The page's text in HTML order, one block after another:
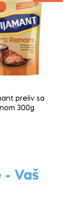
preliv sa
300g
- Vaš